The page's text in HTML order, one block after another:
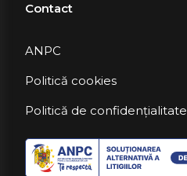
Contact
ANPC
Politică cookies
Politică de confidențialitate